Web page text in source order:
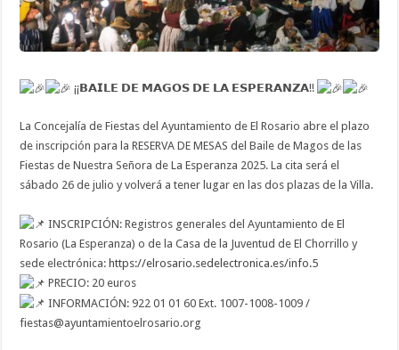
¡¡𝗕𝗔𝗜𝗟𝗘 𝗗𝗘 𝗠𝗔𝗚𝗢𝗦 𝗗𝗘 𝗟𝗔 𝗘𝗦𝗣𝗘𝗥𝗔𝗡𝗭𝗔!!
La Concejalía de Fiestas del Ayuntamiento de El Rosario abre el plazo
de inscripción para la RESERVA DE MESAS del Baile de Magos de las
Fiestas de Nuestra Señora de La Esperanza 2025. La cita será el
sábado 26 de julio y volverá a tener lugar en las dos plazas de la Villa.
INSCRIPCIÓN: Registros generales del Ayuntamiento de El
Rosario (La Esperanza) o de la Casa de la Juventud de El Chorrillo y
sede electrónica: https://elrosario.sedelectronica.es/info.5
PRECIO: 20 euros
INFORMACIÓN: 922 01 01 60 Ext. 1007-1008-1009 /
fiestas@ayuntamientoelrosario.org